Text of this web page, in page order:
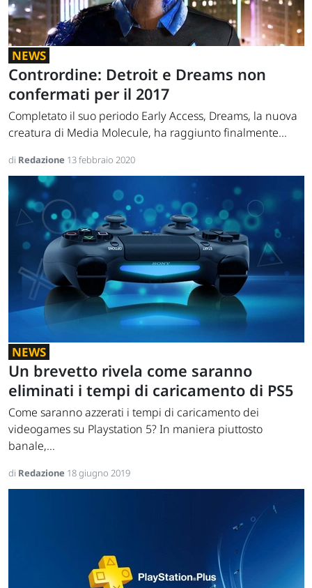
NEWS
Contrordine: Detroit e Dreams non
confermati per il 2017
Completato il suo periodo Early Access, Dreams, la nuova
creatura di Media Molecule, ha raggiunto finalmente...
di Redazione 13 febbraio 2020
NEWS
Un brevetto rivela come saranno
eliminati i tempi di caricamento di PS5
Come saranno azzerati i tempi di caricamento dei
videogames su Playstation 5? In maniera piuttosto
banale,...
di Redazione 18 giugno 2019